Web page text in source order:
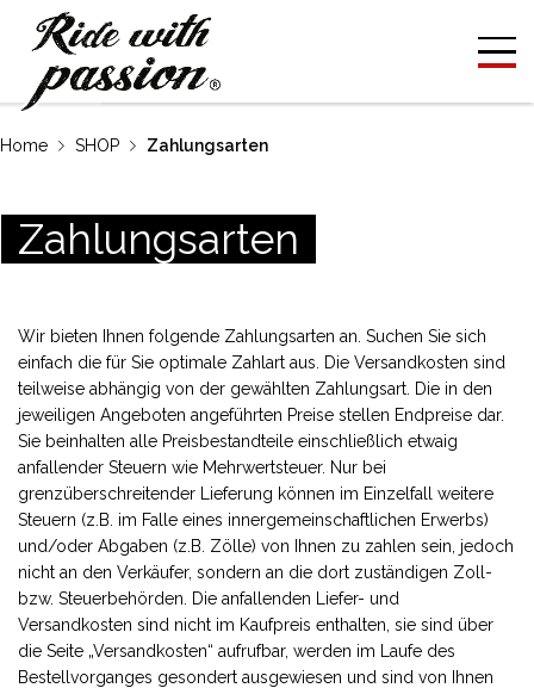
Home SHOP Zahlungsarten
Zahlungsarten
Wir bieten Ihnen folgende Zahlungsarten an. Suchen Sie sich
einfach die für Sie optimale Zahlart aus. Die Versandkosten sind
teilweise abhängig von der gewählten Zahlungsart. Die in den
jeweiligen Angeboten angeführten Preise stellen Endpreise dar.
Sie beinhalten alle Preisbestandteile einschließlich etwaig
anfallender Steuern wie Mehrwertsteuer. Nur bei
grenzüberschreitender Lieferung können im Einzelfall weitere
Steuern (z.B. im Falle eines innergemeinschaftlichen Erwerbs)
und/oder Abgaben (z.B. Zölle) von Ihnen zu zahlen sein, jedoch
nicht an den Verkäufer, sondern an die dort zuständigen Zoll-
bzw. Steuerbehörden. Die anfallenden Liefer- und
Versandkosten sind nicht im Kaufpreis enthalten, sie sind über
die Seite „Versandkosten“ aufrufbar, werden im Laufe des
Bestellvorganges gesondert ausgewiesen und sind von Ihnen